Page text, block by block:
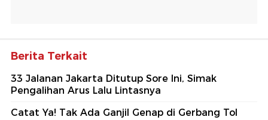
Berita Terkait
33 Jalanan Jakarta Ditutup Sore Ini, Simak
Pengalihan Arus Lalu Lintasnya
Catat Ya! Tak Ada Ganjil Genap di Gerbang Tol